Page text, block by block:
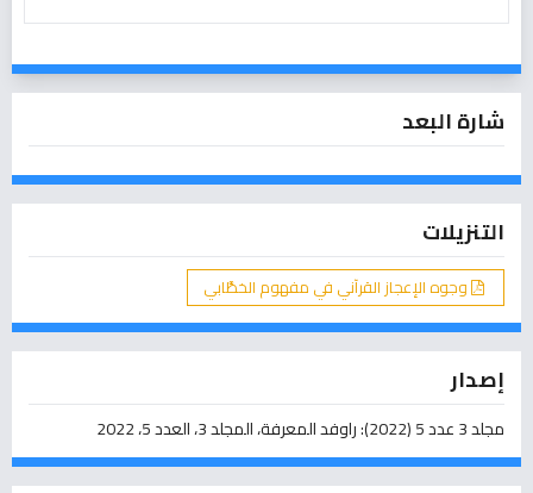
شارة البعد
التنزيلات
وجوه الإعجاز القرآني في مفهوم الخطَّابي
إصدار
مجلد 3 عدد 5 (2022): راوفد المعرفة، المجلد 3، العدد 5، 2022